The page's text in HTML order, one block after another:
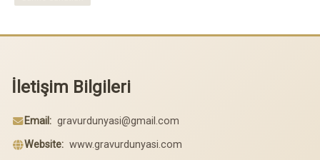
İletişim Bilgileri
Email: gravurdunyasi@gmail.com
Website: www.gravurdunyasi.com